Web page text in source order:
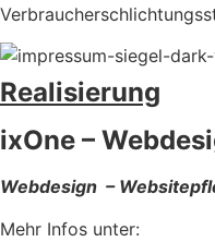
Realisierung
ixOne –
Webdesign –
Mehr Infos unter: